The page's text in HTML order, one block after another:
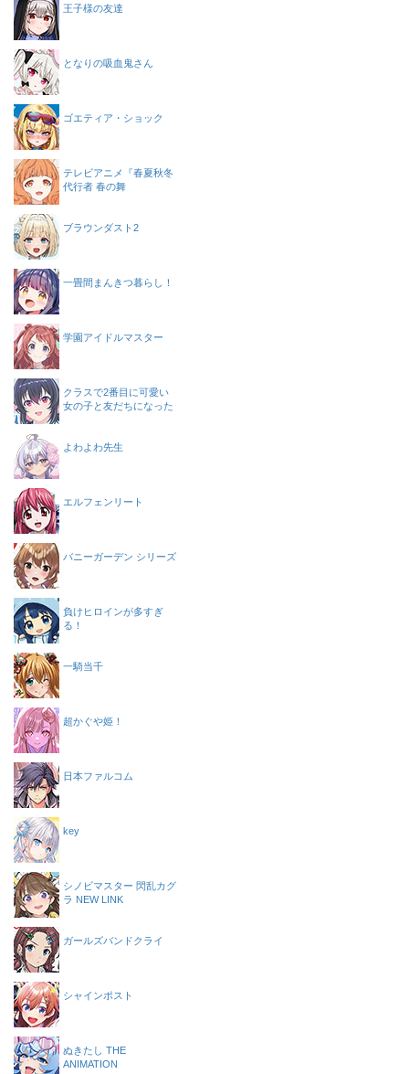
王子様の友達
となりの吸血鬼さん
ゴエティア・ショック
テレビアニメ『春夏秋冬
代行者 春の舞
ブラウンダスト2
一畳間まんきつ暮らし！
学園アイドルマスター
クラスで2番目に可愛い
女の子と友だちになった
よわよわ先生
エルフェンリート
バニーガーデン シリーズ
負けヒロインが多すぎ
る！
一騎当千
超かぐや姫！
日本ファルコム
key
シノビマスター 閃乱カグ
ラ NEW LINK
ガールズバンドクライ
シャインポスト
ぬきたし THE
ANIMATION